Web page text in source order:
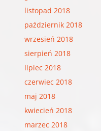
listopad 2018
październik 2018
wrzesień 2018
sierpień 2018
lipiec 2018
czerwiec 2018
maj 2018
kwiecień 2018
marzec 2018